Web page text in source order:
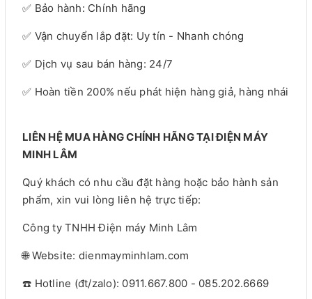
✅ Bảo hành: Chính hãng
✅ Vận chuyển lắp đặt: Uy tín - Nhanh chóng
✅ Dịch vụ sau bán hàng: 24/7
✅ Hoàn tiền 200% nếu phát hiện hàng giả, hàng nhái
LIÊN HỆ MUA HÀNG CHÍNH HÃNG TẠI ĐIỆN MÁY
MINH LÂM
Quý khách có nhu cầu đặt hàng hoặc bảo hành sản
phẩm, xin vui lòng liên hệ trực tiếp:
Công ty TNHH Điện máy Minh Lâm
🌐 Website: dienmayminhlam.com
☎️ Hotline (đt/zalo): 0911.667.800 - 085.202.6669